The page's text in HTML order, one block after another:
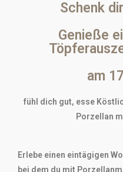
Schenk
Genieße
am
fühl dich gut, esse
Porzellan
Erlebe einen eintägigen
bei dem du mit